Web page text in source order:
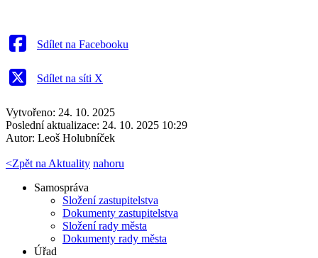
Sdílet na Facebooku
Sdílet na síti X
Vytvořeno: 24. 10. 2025
Poslední aktualizace: 24. 10. 2025 10:29
Autor: Leoš Holubníček
<Zpět na Aktuality nahoru
Samospráva
Složení zastupitelstva
Dokumenty zastupitelstva
Složení rady města
Dokumenty rady města
Úřad